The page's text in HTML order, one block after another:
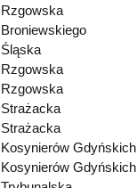
Rzgowska
Broniewskiego
Śląska
Rzgowska
Rzgowska
Strażacka
Strażacka
Kosynierów Gdyńskich
Kosynierów Gdyńskich